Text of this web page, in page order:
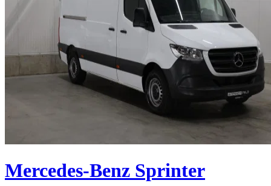
Mercedes-Benz Sprinter